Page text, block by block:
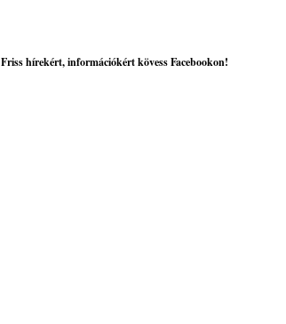
Friss hírekért, információkért kövess Facebookon!